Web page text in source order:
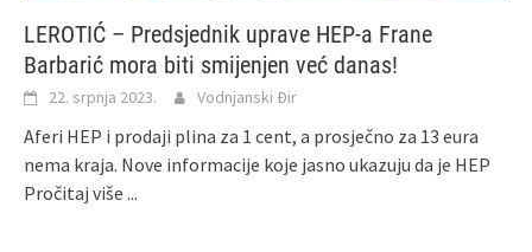
LEROTIĆ – Predsjednik uprave HEP-a Frane
Barbarić mora biti smijenjen već danas!
22. srpnja 2023. Vodnjanski Đir
Aferi HEP i prodaji plina za 1 cent, a prosječno za 13 eura
nema kraja. Nove informacije koje jasno ukazuju da je HEP
Pročitaj više ...